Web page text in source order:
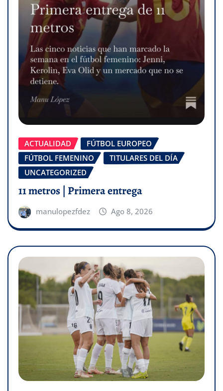
ACTUALIDAD
FÚTBOL EUROPEO
FÚTBOL FEMENINO
TITULARES DEL DÍA
UNCATEGORIZED
11 metros | Primera entrega
manulopezfdez Ago 8, 2026